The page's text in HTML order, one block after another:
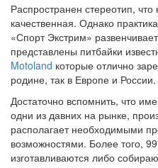
Распространен стереотип, что
качественная. Однако
«Спорт Экстрим»
представлены питбайки
Motoland которые отлично
родине, так в Европе и России.
Достаточно вспомнить, что
одни из давних на рынке,
располагает необходимыми
возможностями. Более того,
изготавливаются либо